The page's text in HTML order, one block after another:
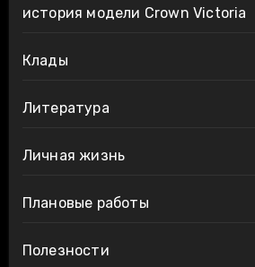
история модели Crown Victoria
Клады
Литература
Личная жизнь
Плановые работы
Полезности